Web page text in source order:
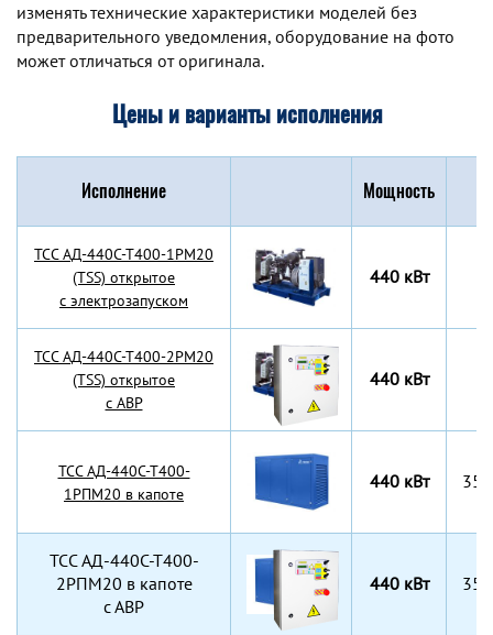
изменять технические характеристики моделей без
предварительного уведомления, оборудование на фото
может отличаться от оригинала.
Цены и варианты исполнения
Исполнение Мощность
TCC АД-440С-Т400-1РМ20
(TSS) открытое
с электрозапуском
440 кВт
TCC АД-440С-Т400-2РМ20
(TSS) открытое
с АВР
440 кВт
TCC АД-440С-Т400-
1РПМ20 в капоте
440 кВт
TCC АД-440С-Т400-
2РПМ20 в капоте
с АВР
440 кВт